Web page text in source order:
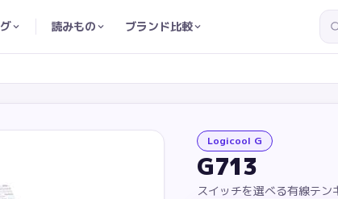
読みもの ブランド比較
Logicool G
G713
スイッチを選べる有線テン